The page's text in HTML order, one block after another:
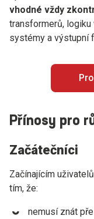
vhodné vždy
transformerů,
systémy a výstupní
Přínosy pro
Začátečníci
Začínajícím
tím, že:
nemusí znát